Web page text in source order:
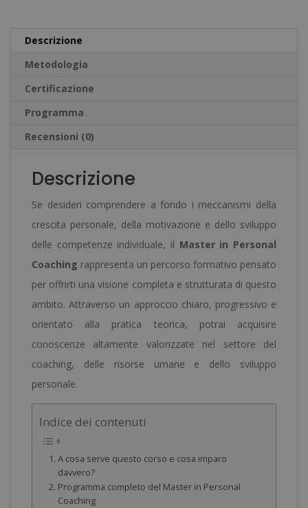
Descrizione
Metodologia
Certificazione
Programma
Recensioni (0)
Descrizione
Se desideri comprendere a fondo i meccanismi della
crescita personale, della motivazione e dello sviluppo
delle competenze individuale, il Master in Personal
Coaching rappresenta un percorso formativo pensato
per offrirti una visione completa e strutturata di questo
ambito. Attraverso un approccio chiaro, progressivo e
orientato alla pratica teorica, potrai acquisire
conoscenze altamente valorizzate nel settore del
coaching, delle risorse umane e dello sviluppo
personale.
Indice dei contenuti
A cosa serve questo corso e cosa imparo
davvero?
Programma completo del Master in Personal
Coaching